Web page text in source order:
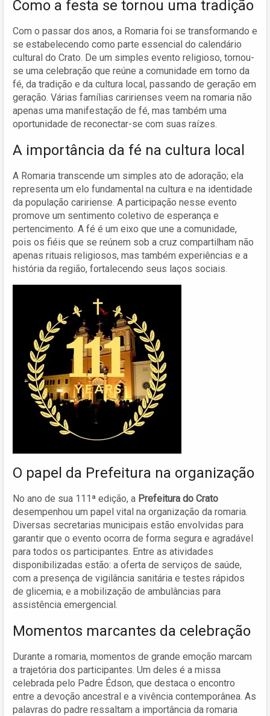
Como a festa se tornou uma tradição
Com o passar dos anos, a Romaria foi se transformando e
se estabelecendo como parte essencial do calendário
cultural do Crato. De um simples evento religioso, tornou-
se uma celebração que reúne a comunidade em torno da
fé, da tradição e da cultura local, passando de geração em
geração. Várias famílias caririenses veem na romaria não
apenas uma manifestação de fé, mas também uma
oportunidade de reconectar-se com suas raízes.
A importância da fé na cultura local
A Romaria transcende um simples ato de adoração; ela
representa um elo fundamental na cultura e na identidade
da população caririense. A participação nesse evento
promove um sentimento coletivo de esperança e
pertencimento. A fé é um eixo que une a comunidade,
pois os fiéis que se reúnem sob a cruz compartilham não
apenas rituais religiosos, mas também experiências e a
história da região, fortalecendo seus laços sociais.
O papel da Prefeitura na organização
No ano de sua 111ª edição, a Prefeitura do Crato
desempenhou um papel vital na organização da romaria.
Diversas secretarias municipais estão envolvidas para
garantir que o evento ocorra de forma segura e agradável
para todos os participantes. Entre as atividades
disponibilizadas estão: a oferta de serviços de saúde,
com a presença de vigilância sanitária e testes rápidos
de glicemia; e a mobilização de ambulâncias para
assistência emergencial.
Momentos marcantes da celebração
Durante a romaria, momentos de grande emoção marcam
a trajetória dos participantes. Um deles é a missa
celebrada pelo Padre Édson, que destaca o encontro
entre a devoção ancestral e a vivência contemporânea. As
palavras do padre ressaltam a importância da romaria